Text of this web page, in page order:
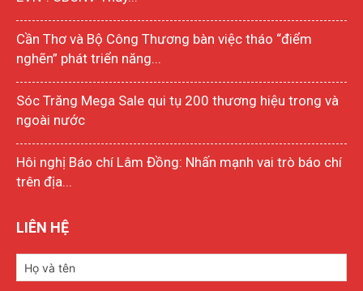
Cần Thơ và Bộ Công Thương bàn việc tháo “điểm
nghẽn” phát triển năng...
Sóc Trăng Mega Sale qui tụ 200 thương hiệu trong và
ngoài nước
Hôi nghị Báo chí Lâm Đồng: Nhấn mạnh vai trò báo chí
trên địa...
LIÊN HỆ